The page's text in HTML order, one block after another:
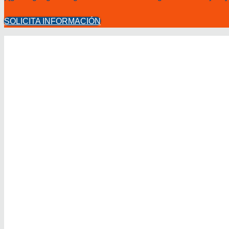
SOLICITA INFORMACIÓN